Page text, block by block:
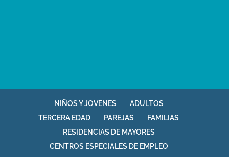
NIÑOS Y JOVENES
ADULTOS
TERCERA EDAD
PAREJAS
FAMILIAS
RESIDENCIAS DE MAYORES
CENTROS ESPECIALES DE EMPLEO